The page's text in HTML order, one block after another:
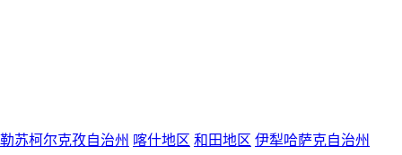
苏柯尔克孜自治州 喀什地区 和田地区 伊犁哈萨克自治州